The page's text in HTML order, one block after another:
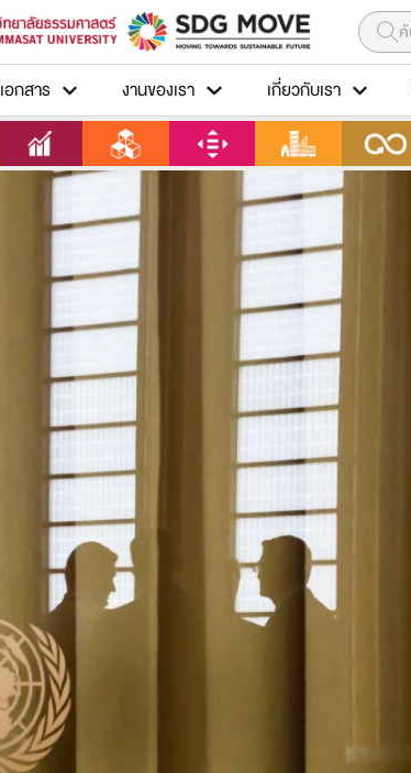
เอกสาร งานของเรา เกี่ยวกับเรา